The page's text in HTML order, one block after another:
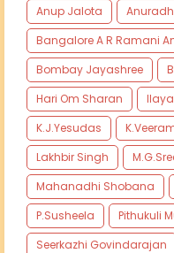
Anup Jalota
Bangalore A R Ramani
Bombay Jayashree
Hari Om Sharan
K.J.Yesudas
Lakhbir Singh
Mahanadhi Shobana
P.Susheela
Pithukuli
Seerkazhi Govindarajan